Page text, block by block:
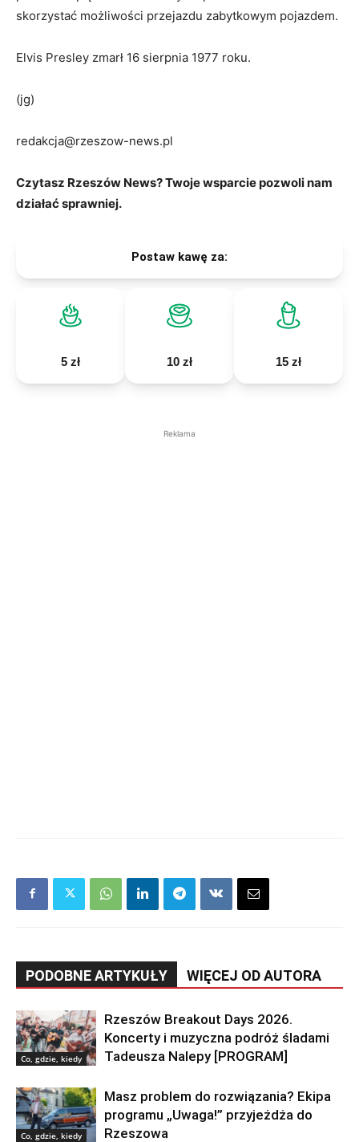
skorzystać możliwości przejazdu zabytkowym pojazdem.
Elvis Presley zmarł 16 sierpnia 1977 roku.
(jg)
redakcja@rzeszow-news.pl
Czytasz Rzeszów News? Twoje wsparcie pozwoli nam
działać sprawniej.
Postaw kawę za:
5 zł 10 zł 15 zł
Reklama
PODOBNE ARTYKUŁY WIĘCEJ OD AUTORA
Co, gdzie, kiedy
Rzeszów Breakout Days 2026.
Koncerty i muzyczna podróż śladami
Tadeusza Nalepy [PROGRAM]
Co, gdzie, kiedy
Masz problem do rozwiązania? Ekipa
programu „Uwaga!” przyjeżdża do
Rzeszowa